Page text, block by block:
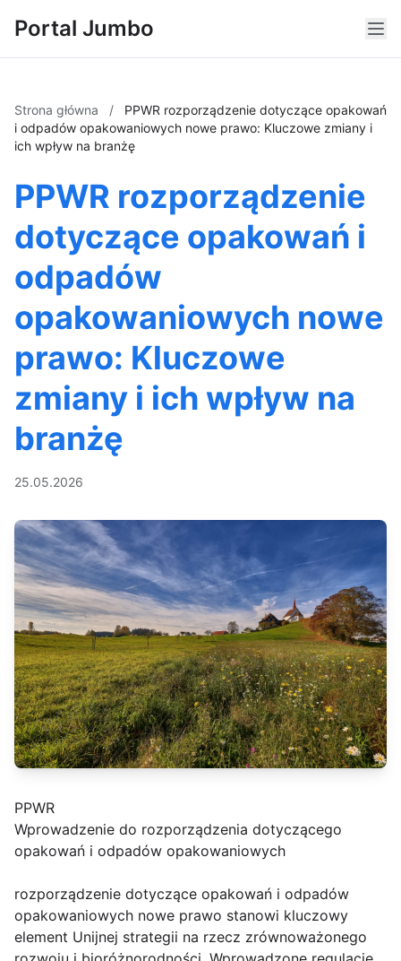
Portal Jumbo
Strona główna /
PPWR rozporządzenie dotyczące opakowań
i odpadów opakowaniowych nowe prawo: Kluczowe zmiany i
ich wpływ na branżę
PPWR rozporządzenie
dotyczące opakowań i
odpadów
opakowaniowych nowe
prawo: Kluczowe
zmiany i ich wpływ na
branżę
25.05.2026
PPWR
Wprowadzenie do rozporządzenia dotyczącego
opakowań i odpadów opakowaniowych
rozporządzenie dotyczące opakowań i odpadów
opakowaniowych nowe prawo stanowi kluczowy
element Unijnej strategii na rzecz zrównoważonego